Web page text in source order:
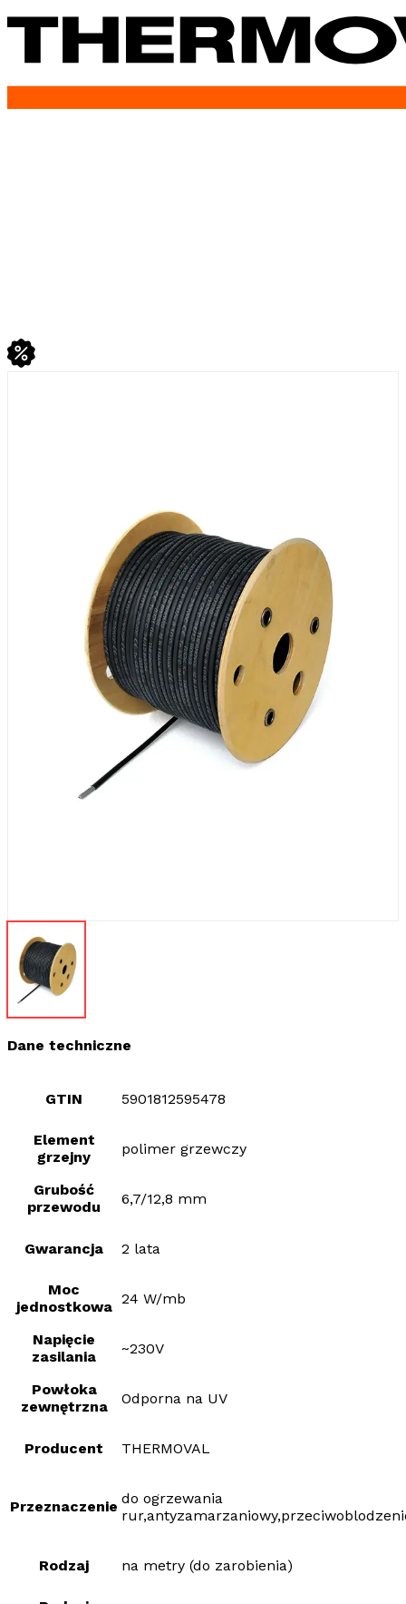
Dane techniczne
GTIN 5901812595478
Element
grzejny
polimer grzewczy
Grubość
przewodu
6,7/12,8 mm
Gwarancja 2 lata
Moc
jednostkowa 24 W/mb
Napięcie
zasilania
~230V
Powłoka
zewnętrzna
Odporna na UV
Producent THERMOVAL
Przeznaczenie do ogrzewania
Rodzaj na metry (do zarobienia)